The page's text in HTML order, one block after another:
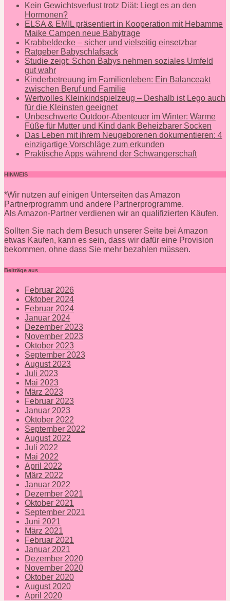
Kein Gewichtsverlust trotz Diät: Liegt es an den
Hormonen?
ELSA & EMIL präsentiert in Kooperation mit Hebamme
Maike Campen neue Babytrage
Krabbeldecke – sicher und vielseitig einsetzbar
Ratgeber Babyschlafsack
Studie zeigt: Schon Babys nehmen soziales Umfeld
gut wahr
Kinderbetreuung im Familienleben: Ein Balanceakt
zwischen Beruf und Familie
Wertvolles Kleinkindspielzeug – Deshalb ist Lego auch
für die Kleinsten geeignet
Unbeschwerte Outdoor-Abenteuer im Winter: Warme
Füße für Mutter und Kind dank Beheizbarer Socken
Das Leben mit ihrem Neugeborenen dokumentieren: 4
einzigartige Vorschläge zum erkunden
Praktische Apps während der Schwangerschaft
HINWEIS
*Wir nutzen auf einigen Unterseiten das Amazon
Partnerprogramm und andere Partnerprogramme.
Als Amazon-Partner verdienen wir an qualifizierten Käufen.
Sollten Sie nach dem Besuch unserer Seite bei Amazon
etwas Kaufen, kann es sein, dass wir dafür eine Provision
bekommen, ohne dass Sie mehr bezahlen müssen.
Beiträge aus
Februar 2026
Oktober 2024
Februar 2024
Januar 2024
Dezember 2023
November 2023
Oktober 2023
September 2023
August 2023
Juli 2023
Mai 2023
März 2023
Februar 2023
Januar 2023
Oktober 2022
September 2022
August 2022
Juli 2022
Mai 2022
April 2022
März 2022
Januar 2022
Dezember 2021
Oktober 2021
September 2021
Juni 2021
März 2021
Februar 2021
Januar 2021
Dezember 2020
November 2020
Oktober 2020
August 2020
April 2020